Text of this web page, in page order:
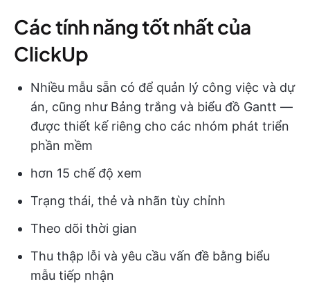
Các tính năng tốt nhất của
ClickUp
Nhiều mẫu sẵn có để quản lý công việc và dự
án, cũng như Bảng trắng và biểu đồ Gantt —
được thiết kế riêng cho các nhóm phát triển
phần mềm
hơn 15 chế độ xem
Trạng thái, thẻ và nhãn tùy chỉnh
Theo dõi thời gian
Thu thập lỗi và yêu cầu vấn đề bằng biểu
mẫu tiếp nhận